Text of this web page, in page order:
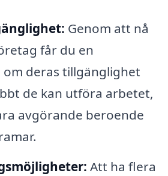
Genom att nå
får du en
deras tillgänglighet
de kan utföra arbetet,
avgörande beroende
Att ha flera